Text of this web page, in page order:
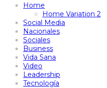
Home
Home Variation 2
Social Media
Nacionales
Sociales
Business
Vida Sana
Video
Leadership
Tecnología